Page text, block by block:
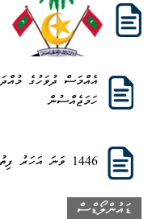
ހަމަޖެއްސުން
1446 ވަނަ އަހަރު ފިތުރު ޢީދު ސައި ތައްޔާރުކުރުމާއި ގުޅޭ.
ޑައުންލޯޑްސް